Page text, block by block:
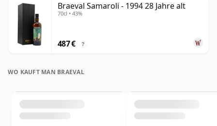
Braeval Samaroli - 1994 28 Jahre alt
70cl • 43%
487 € ?
WO KAUFT MAN BRAEVAL